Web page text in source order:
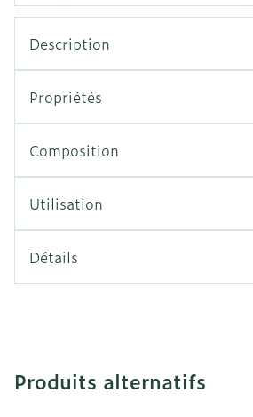
Description
Propriétés
Composition
Utilisation
Détails
Produits alternatifs